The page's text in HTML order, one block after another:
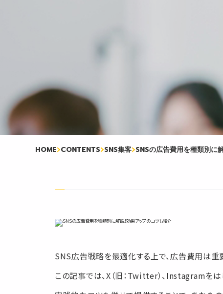
HOME CONTENTS SNS集客 SNSの広告費用を種類別に
SNS広告戦略を最適化する上で、広告費用は重
この記事では、X（旧：Twitter）、Instagramを